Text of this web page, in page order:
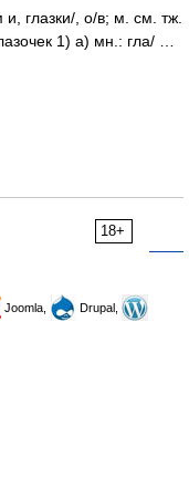
глазки/, о/в; м. см. тж.
1) а) мн.: гла/ …
18+
Joomla,
Drupal,